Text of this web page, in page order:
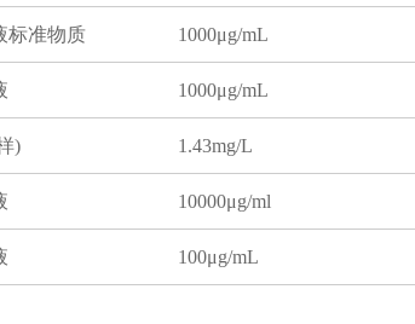
标准物质 1000μg/mL
1000μg/mL
) 1.43mg/L
10000μg/ml
100μg/mL